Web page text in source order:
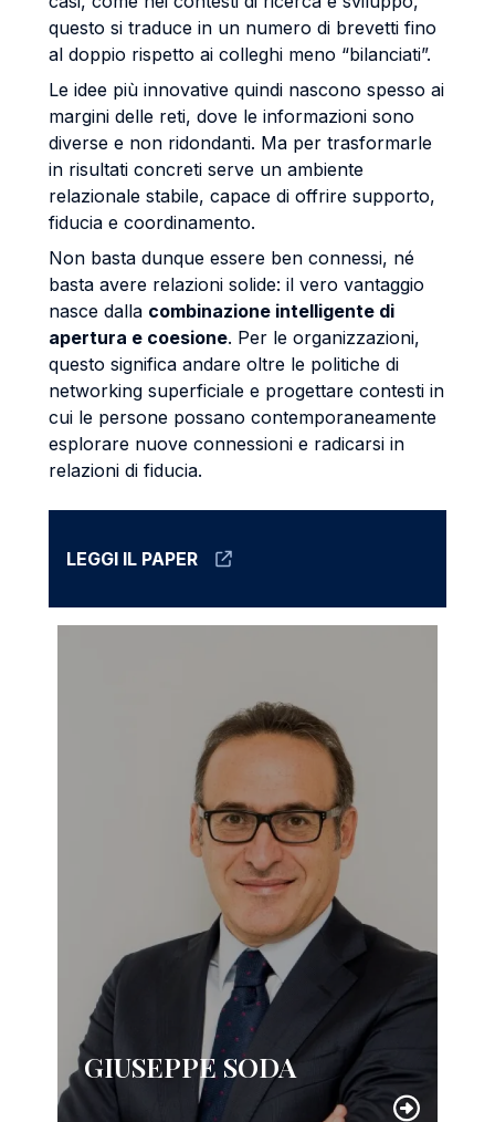
questo si traduce in un numero di brevetti fino
al doppio rispetto ai colleghi meno “bilanciati”.
Le idee più innovative quindi nascono spesso ai
margini delle reti, dove le informazioni sono
diverse e non ridondanti. Ma per trasformarle
in risultati concreti serve un ambiente
relazionale stabile, capace di offrire supporto,
fiducia e coordinamento.
Non basta dunque essere ben connessi, né
basta avere relazioni solide: il vero vantaggio
nasce dalla combinazione intelligente di
apertura e coesione. Per le organizzazioni,
questo significa andare oltre le politiche di
networking superficiale e progettare contesti in
cui le persone possano contemporaneamente
esplorare nuove connessioni e radicarsi in
relazioni di fiducia.
LEGGI IL PAPER
GIUSEPPE SODA